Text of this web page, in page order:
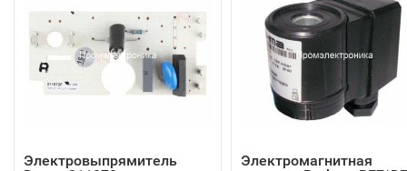
Электровыпрямитель
Электромагнитная